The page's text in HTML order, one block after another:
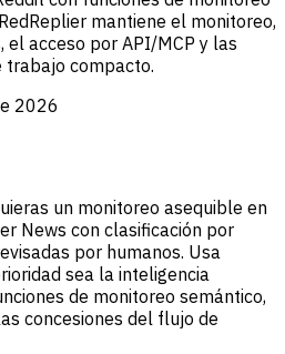
mantiene el monitoreo,
acceso por API/MCP y las
trabajo compacto.
2026
un monitoreo asequible en
News con clasificación por
por humanos. Usa
sea la inteligencia
de monitoreo semántico,
concesiones del flujo de